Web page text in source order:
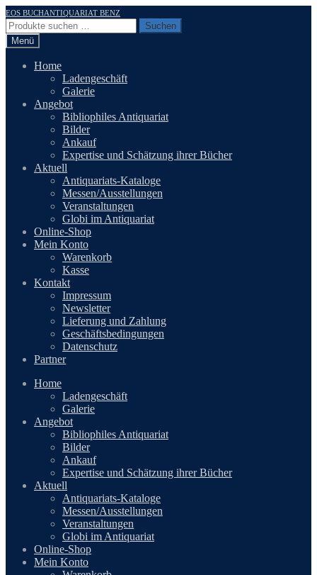
Zur
Navigation
springen
Zum
Inhalt
springen
EOS BUCHANTIQUARIAT BENZ
Suchen
nach:
Suchen
Menü
Home
Ladengeschäft
Galerie
Angebot
Bibliophiles Antiquariat
Bilder
Ankauf
Expertise und Schätzung ihrer Bücher
Aktuell
Antiquariats-Kataloge
Messen/Ausstellungen
Veranstaltungen
Globi im Antiquariat
Online-Shop
Mein Konto
Warenkorb
Kasse
Kontakt
Impressum
Newsletter
Lieferung und Zahlung
Geschäftsbedingungen
Datenschutz
Partner
Home
Ladengeschäft
Galerie
Angebot
Bibliophiles Antiquariat
Bilder
Ankauf
Expertise und Schätzung ihrer Bücher
Aktuell
Antiquariats-Kataloge
Messen/Ausstellungen
Veranstaltungen
Globi im Antiquariat
Online-Shop
Mein Konto